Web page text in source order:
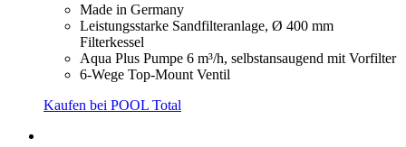
Made in Germany
Leistungsstarke Sandfilteranlage, Ø 400 mm
Filterkessel
Aqua Plus Pumpe 6 m³/h, selbstansaugend mit Vorfilter
6-Wege Top-Mount Ventil
Kaufen bei POOL Total